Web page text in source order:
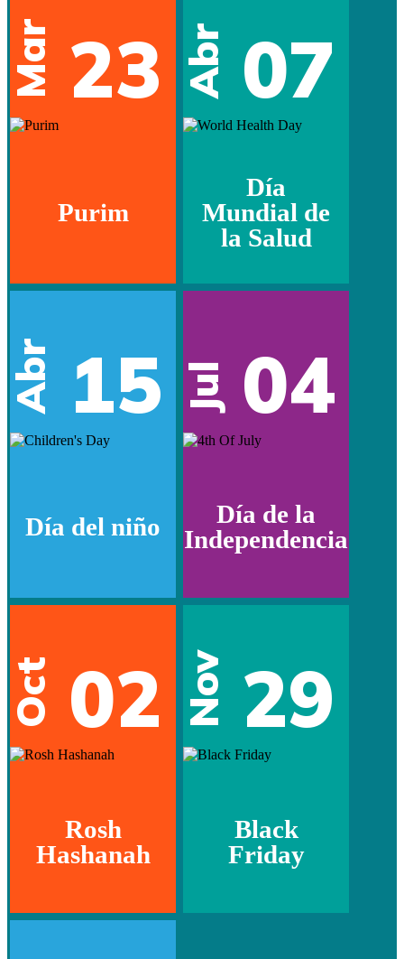
Mar 23
Purim
Abr 07
Día
Mundial de
la Salud
Abr 15
Día del niño
Jul 04
Día de la
Independencia
Oct 02
Rosh
Hashanah
Nov 29
Black
Friday